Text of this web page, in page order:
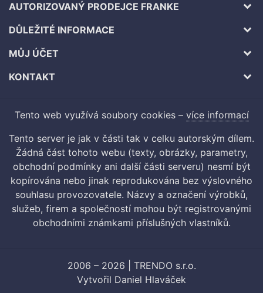
AUTORIZOVANÝ PRODEJCE FRANKE
DŮLEŽITÉ INFORMACE
MŮJ ÚČET
KONTAKT
Tento web využívá soubory cookies – více informací
Tento server je jak v části tak v celku autorským dílem.
Žádná část tohoto webu (texty, obrázky, parametry,
obchodní podmínky ani další části serveru) nesmí být
kopírována nebo jinak reprodukována bez výslovného
souhlasu provozovatele. Názvy a označení výrobků,
služeb, firem a společností mohou být registrovanými
obchodními známkami příslušných vlastníků.
2006 – 2026 | TRENDO s.r.o.
Vytvořil Daniel Hlaváček